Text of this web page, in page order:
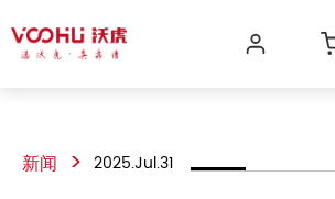
新闻 > 2025.Jul.31